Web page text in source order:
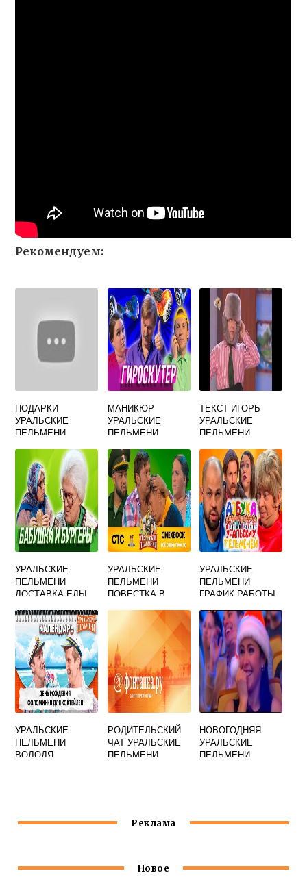
Рекомендуем:
ПОДАРКИ
УРАЛЬСКИЕ
ПЕЛЬМЕНИ
МАНИКЮР
УРАЛЬСКИЕ
ПЕЛЬМЕНИ
ТЕКСТ ИГОРЬ
УРАЛЬСКИЕ
ПЕЛЬМЕНИ
УРАЛЬСКИЕ
ПЕЛЬМЕНИ
ДОСТАВКА ЕДЫ
УРАЛЬСКИЕ
ПЕЛЬМЕНИ
ПОВЕСТКА В
СМОТРЕТЬ
УРАЛЬСКИЕ
ПЕЛЬМЕНИ
ГРАФИК РАБОТЫ
УРАЛЬСКИЕ
ПЕЛЬМЕНИ
ВОЛОДЯ
РОДИТЕЛЬСКИЙ
ЧАТ УРАЛЬСКИЕ
ПЕЛЬМЕНИ
НОВОГОДНЯЯ
УРАЛЬСКИЕ
ПЕЛЬМЕНИ
Реклама
Новое